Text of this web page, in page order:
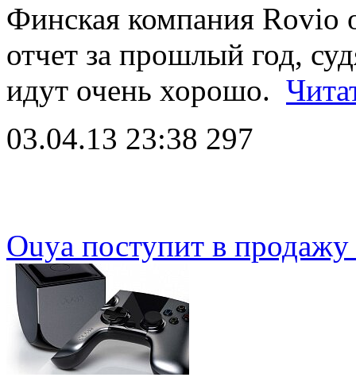
Финская компания Rovio
отчет за прошлый год,
идут очень хорошо.
03.04.13 23:38 297
Ouya поступит в